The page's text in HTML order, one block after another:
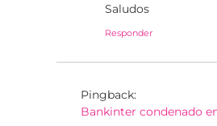
Saludos
Responder
Pingback:
Bankinter condenado